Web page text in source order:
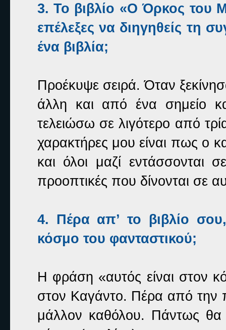
3. Το βιβλίο «Ο Όρκος του
επέλεξες να διηγηθείς τη
ένα βιβλία;
Προέκυψε σειρά. Όταν
άλλη και από ένα σημείο
τελειώσω σε λιγότερο από
χαρακτήρες μου είναι πως ο
και όλοι μαζί εντάσσονται
προοπτικές που δίνονται σε
4. Πέρα απ’ το βιβλίο
κόσμο του φανταστικού;
Η φράση «αυτός είναι στον
στον Καγάντο. Πέρα από την
μάλλον καθόλου. Πάντως θα